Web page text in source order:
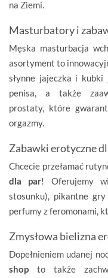
na Ziemi.
Masturbatory i
Męska masturbacja
asortyment to
słynne jajeczka i
penisa, a także
prostaty, które
orgazmy.
Zabawki erotyczne
Chcecie przełamać
dla par! Oferujemy
stosunku), pikantne
perfumy z feromonami,
Zmysłowa bielizna
Dopełnieniem udanej
shop to także